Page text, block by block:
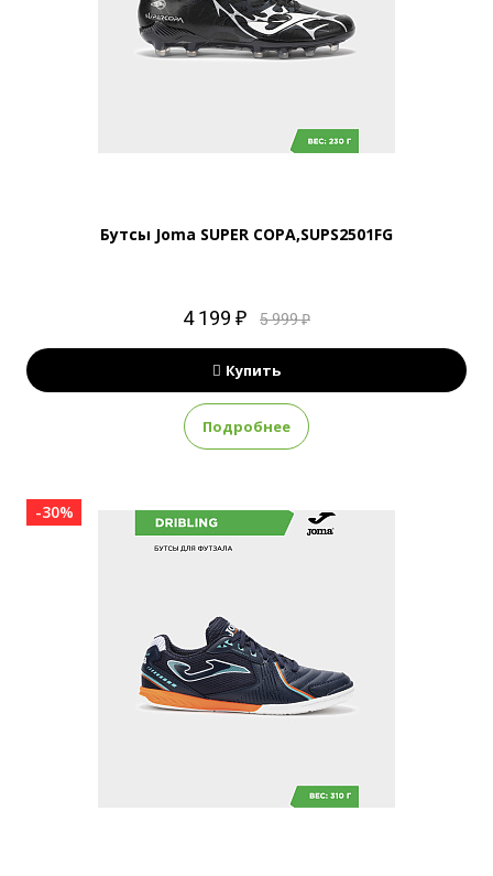
Бутсы Joma SUPER COPA,SUPS2501FG
4 199 ₽ 5 999 ₽
Купить
Подробнее
-30%